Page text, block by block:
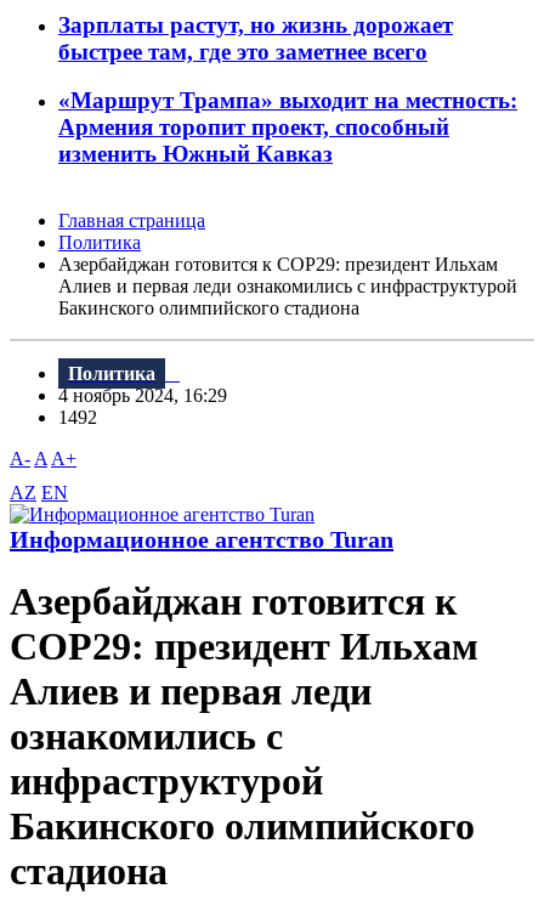
Зарплаты растут, но жизнь дорожает
быстрее там, где это заметнее всего
«Маршрут Трампа» выходит на местность:
Армения торопит проект, способный
изменить Южный Кавказ
Главная страница
Политика
Азербайджан готовится к COP29: президент Ильхам
Алиев и первая леди ознакомились с инфраструктурой
Бакинского олимпийского стадиона
Политика
4 ноябрь 2024, 16:29
1492
A- A A+
AZ EN
Информационное агентство Turan
Азербайджан готовится к
COP29: президент Ильхам
Алиев и первая леди
ознакомились с
инфраструктурой
Бакинского олимпийского
стадиона